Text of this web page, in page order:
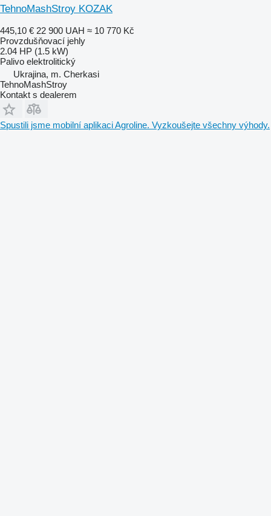
TehnoMashStroy KOZAK
445,10 € 22 900 UAH ≈ 10 770 Kč
Provzdušňovací jehly
2.04 HP (1.5 kW)
Palivo elektrolitický
Ukrajina, m. Cherkasi
TehnoMashStroy
Kontakt s dealerem
Spustili jsme mobilní aplikaci Agroline. Vyzkoušejte všechny výhody.